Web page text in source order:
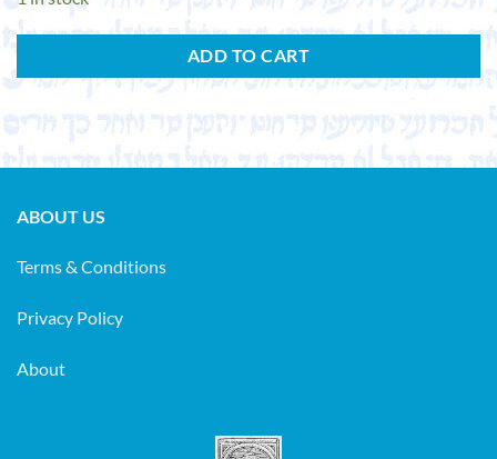
ADD TO CART
ABOUT US
Terms & Conditions
Privacy Policy
About